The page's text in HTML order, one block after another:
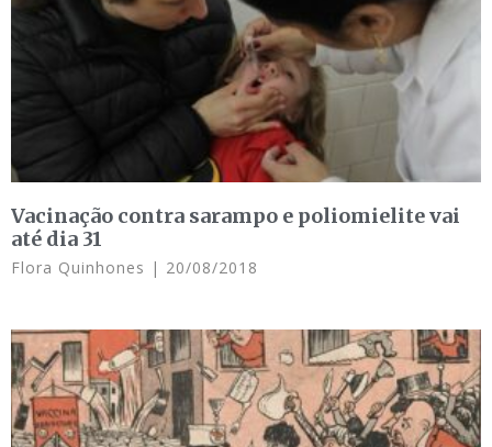
Vacinação contra sarampo e poliomielite vai
até dia 31
Flora Quinhones 20/08/2018